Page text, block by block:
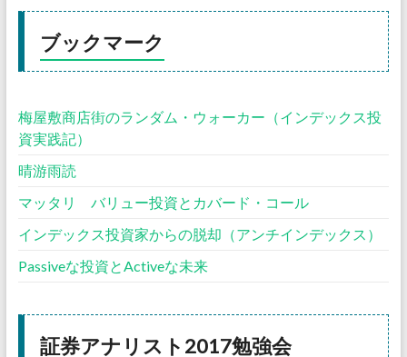
ブックマーク
梅屋敷商店街のランダム・ウォーカー（インデックス投
資実践記）
晴游雨読
マッタリ バリュー投資とカバード・コール
インデックス投資家からの脱却（アンチインデックス）
Passiveな投資とActiveな未来
証券アナリスト2017勉強会